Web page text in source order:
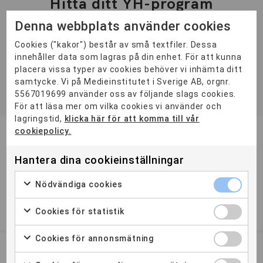
Hitta ditt YH-program
ORT
Distans 11 Göteborg 1 Malmö 4 Stockholm
KATEGORI
YH-Flex 2
Front End Developer
För dig som vill arbeta med professionell webbutveckling
från idé till avancerade webbplatser för olika plattformar
2 ÅR STOCKHOLM MALMÖ DISTANS
Podcastproduktion
Denna webbplats använder cookies
Cookies ("kakor") består av små textfiler. Dessa
innehåller data som lagras på din enhet. För att kunna
placera vissa typer av cookies behöver vi inhämta ditt
samtycke. Vi på Medieinstitutet i Sverige AB, orgnr.
5567019699 använder oss av följande slags cookies.
För att läsa mer om vilka cookies vi använder och
lagringstid, klicka här för att komma till vår
cookiepolicy.
Hantera dina cookieinställningar
Nödvändiga cookies
Cookies för statistik
Cookies för annonsmätning